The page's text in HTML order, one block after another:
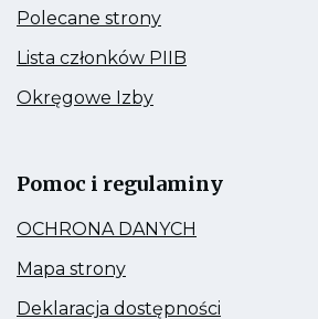
Polecane stronyKieruje
do:
Polecane
strony
Lista członków PIIB
do:
się
w
zakładce
Okręgowe IzbyKieruje
do:
Pomoc i regulaminy
OCHRONA DANYCH
do:
Mapa stronyKieruje
do:
Mapa
Deklaracja dostępności